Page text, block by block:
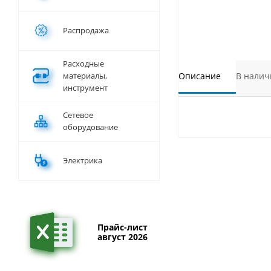
Описание В
Распродажа
Расходные
материалы,
инструмент
Сетевое
оборудование
Электрика
Прайс-лист
август 2026